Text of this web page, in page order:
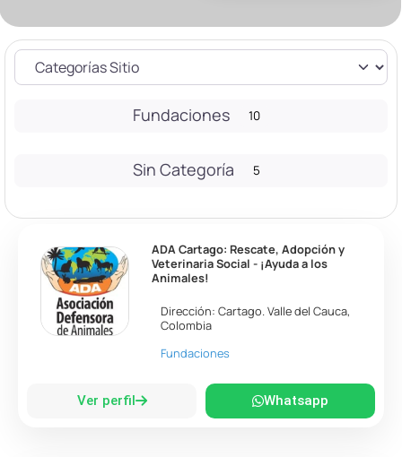
Fundaciones 10
Sin Categoría 5
ADA Cartago: Rescate, Adopción y
Veterinaria Social - ¡Ayuda a los
Animales!
Dirección:Cartago.Valle del Cauca,
Colombia
Fundaciones
Ver perfil Whatsapp